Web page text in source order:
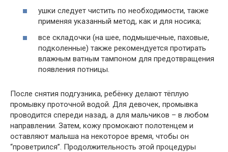
ушки следует чистить по необходимости, также
применяя указанный метод, как и для носика;
все складочки (на шее, подмышечные, паховые,
подколенные) также рекомендуется протирать
влажным ватным тампоном для предотвращения
появления потницы.
После снятия подгузника, ребёнку делают тёплую
промывку проточной водой. Для девочек, промывка
проводится спереди назад, а для мальчиков – в любом
направлении. Затем, кожу промокают полотенцем и
оставляют малыша на некоторое время, чтобы он
“проветрился”. Продолжительность этой процедуры